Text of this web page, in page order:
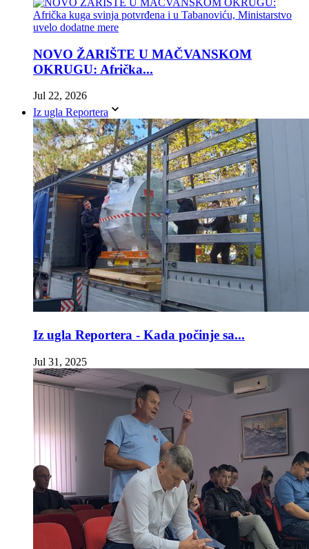
NOVO ŽARIŠTE U MAČVANSKOM
OKRUGU: Afrička...
Jul 22, 2026
Iz ugla Reportera
Iz ugla Reportera - Kada počinje sa...
Jul 31, 2025